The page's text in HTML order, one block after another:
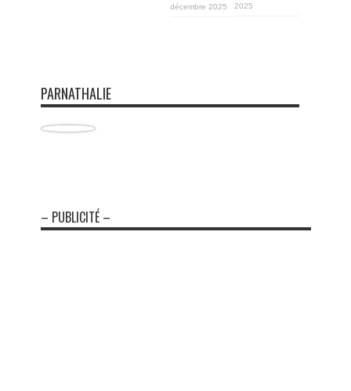
décembre 2025
2025
PARNATHALIE
– PUBLICITÉ –